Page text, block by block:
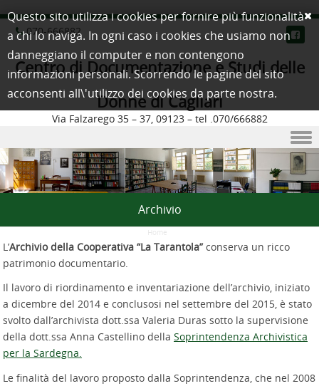
070-666882
Centro di Documentazione e Studi delle
Donne di Cagliari
Via Falzarego 35 – 37, 09123 – tel .070/666882
Skip to content
Archivio
Home
L’Archivio della Cooperativa “La Tarantola”conserva un ricco
patrimonio documentario.
Il lavoro di riordinamento e inventariazione dell’archivio, iniziato
a dicembre del 2014 e conclusosi nel settembre del 2015, è stato
svolto dall’archivista dott.ssa Valeria Duras sotto la supervisione
della dott.ssa Anna Castellino della Soprintendenza Archivistica
per la Sardegna.
Le finalità del lavoro proposto dalla Soprintendenza, che nel 2008
Questo sito utilizza i cookies per fornire più funzionalità
a chi lo naviga. In ogni caso i cookies che usiamo non
danneggiano il computer e non contengono
informazioni personali. Scorrendo le pagine del sito
acconsenti all\'utilizzo dei cookies da parte nostra.